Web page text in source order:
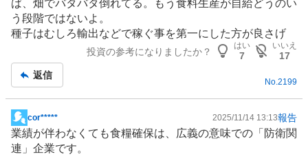
板
記
事
ば、畑でバタバタ倒れてる。もう食料生産が自給どうのい
う段階ではないよ。
種子はむしろ輸出などで稼ぐ事を第一にした方が良さげ
投資の参考になりましたか？
はい
7
いいえ
17
返信
No.2199
掲
示
板
cor***** 2025/11/14 13:13報告
業績が伴わなくても食糧確保は、広義の意味での「 防衛関
連」企業です。